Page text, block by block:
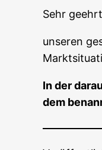
Sehr
unse­ren
In der
dem